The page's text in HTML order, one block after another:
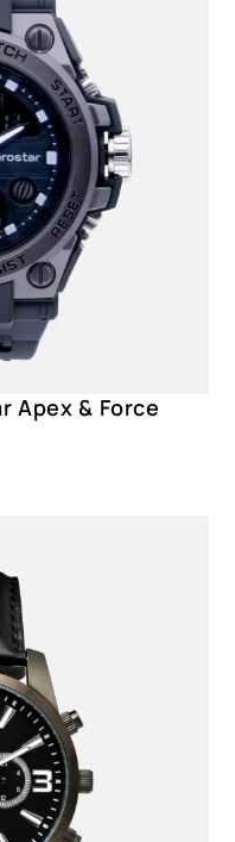
Horas
Apex & Force